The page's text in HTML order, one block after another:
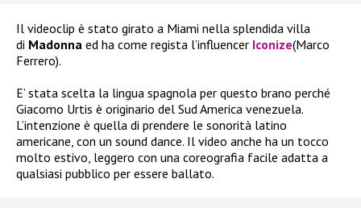
Il videoclip è stato girato a Miami nella splendida villa
di Madonna ed ha come regista l’influencer Iconize(Marco
Ferrero).
E’ stata scelta la lingua spagnola per questo brano perché
Giacomo Urtis è originario del Sud America venezuela.
L’intenzione è quella di prendere le sonorità latino
americane, con un sound dance. Il video anche ha un tocco
molto estivo, leggero con una coreografia facile adatta a
qualsiasi pubblico per essere ballato.